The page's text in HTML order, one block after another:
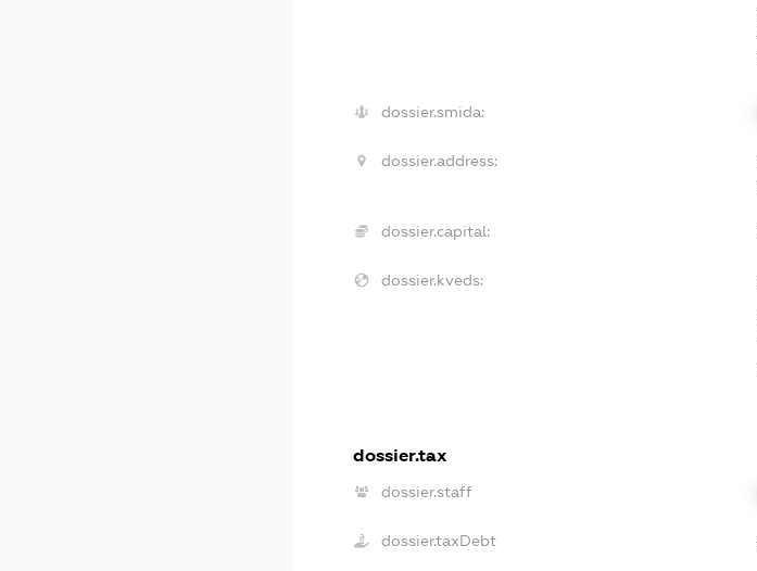
dossier.smida:
dossier.address:
dossier.capital:
dossier.kveds:
dossier.tax
dossier.staff
dossier.taxDebt